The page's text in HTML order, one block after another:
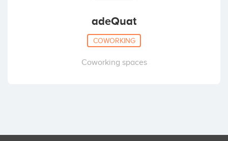
adeQuat
COWORKING
Coworking spaces